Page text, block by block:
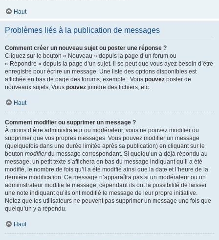
Haut
Problèmes liés à la publication de messages
Comment créer un nouveau sujet ou poster une réponse ?
Cliquez sur le bouton « Nouveau » depuis la page d’un forum ou
« Répondre » depuis la page d’un sujet. Il se peut que vous ayez besoin d’être
enregistré pour écrire un message. Une liste des options disponibles est
affichée en bas de page des forums, exemple : Vous pouvez poster de
nouveaux sujets, Vous pouvez joindre des fichiers, etc.
Haut
Comment modifier ou supprimer un message ?
À moins d’être administrateur ou modérateur, vous ne pouvez modifier ou
supprimer que vos propres messages. Vous pouvez modifier un message
(quelquefois dans une durée limitée après sa publication) en cliquant sur le
bouton modifierdu message correspondant. Si quelqu’un a déjà répondu au
message, un petit texte s’affichera en bas du message indiquant qu’il a été
modifié, le nombre de fois qu’il a été modifié ainsi que la date et l’heure de la
dernière modification. Ce message n’apparaîtra pas si un modérateur ou un
administrateur modifie le message, cependant ils ont la possibilité de laisser
une note indiquant qu’ils ont modifié le message de leur propre initiative.
Notez que les utilisateurs ne peuvent pas supprimer un message une fois que
quelqu’un y a répondu.
Haut